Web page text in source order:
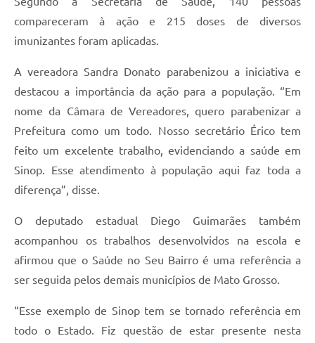
compareceram à ação e 215 doses de diversos
imunizantes foram aplicadas.
A vereadora Sandra Donato parabenizou a iniciativa e
destacou a importância da ação para a população. “Em
nome da Câmara de Vereadores, quero parabenizar a
Prefeitura como um todo. Nosso secretário Érico tem
feito um excelente trabalho, evidenciando a saúde em
Sinop. Esse atendimento à população aqui faz toda a
diferença”, disse.
O deputado estadual Diego Guimarães também
acompanhou os trabalhos desenvolvidos na escola e
afirmou que o Saúde no Seu Bairro é uma referência a
ser seguida pelos demais municípios de Mato Grosso.
“Esse exemplo de Sinop tem se tornado referência em
todo o Estado. Fiz questão de estar presente nesta